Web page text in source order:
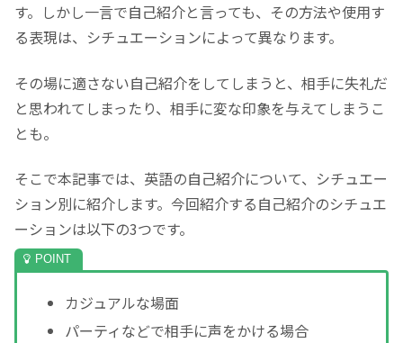
す。しかし一言で自己紹介と言っても、その方法や使用す
る表現は、シチュエーションによって異なります。
その場に適さない自己紹介をしてしまうと、相手に失礼だ
と思われてしまったり、相手に変な印象を与えてしまうこ
とも。
そこで本記事では、英語の自己紹介について、シチュエー
ション別に紹介します。今回紹介する自己紹介のシチュエ
ーションは以下の3つです。
カジュアルな場面
パーティなどで相手に声をかける場合